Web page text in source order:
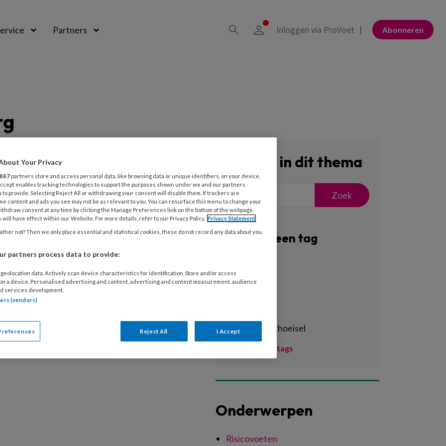
Partners Abonneren
Inloggen via ProVoet
vind je artikelen en berichten over
wie sprake is van risicovoeten. Zo vind
specialistische technieken, over
risicovoeten of samenwerking in de
Zoeken in dit thema
Zoek
Filter op een tag
3d-print
aangepast schoeisel
Toon meer tags
Onderwerpen
Risicovoeten
Your Privacy
887 partners store and access personal data, like browsing data or unique identifiers, on your device.
enables tracking technologies to support the purposes shown under we and our partners
to provide. Selecting Reject All or withdrawing your consent will disable them. If trackers are
content and ads you see may not be as relevant to you. You can resurface this menu to change your
consent at any time by clicking the Manage Preferences link on the bottom of the webpage.
will have effect within our Website. For more details, refer to our Privacy Policy. Privacy Statement
not? Then we only place essential and statistical cookies, these do not record any data about you
partners process data to provide:
data. Actively scan device characteristics for identification. Store and/or access
a device. Personalised advertising and content, advertising and content measurement, audience
services development.
(vendors)
Reject All I Accept